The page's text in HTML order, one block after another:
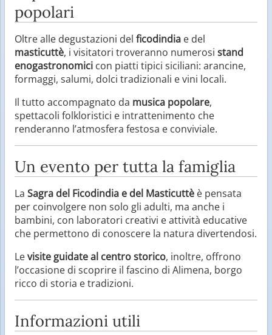
popolari
Oltre alle degustazioni del ficodindia e del
masticuttè, i visitatori troveranno numerosi stand
enogastronomici con piatti tipici siciliani: arancine,
formaggi, salumi, dolci tradizionali e vini locali.
Il tutto accompagnato da musica popolare,
spettacoli folkloristici e intrattenimento che
renderanno l’atmosfera festosa e conviviale.
Un evento per tutta la famiglia
La Sagra del Ficodindia e del Masticuttè è pensata
per coinvolgere non solo gli adulti, ma anche i
bambini, con laboratori creativi e attività educative
che permettono di conoscere la natura divertendosi.
Levisite guidate al centro storico, inoltre, offrono
l’occasione di scoprire il fascino di Alimena, borgo
ricco di storia e tradizioni.
Informazioni utili